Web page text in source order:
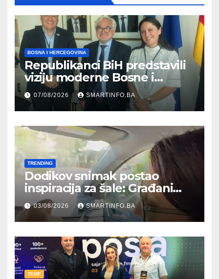
BOSNA I HERCEGOVINA
Republikanci BiH predstavili
viziju moderne Bosne i
Hercegovine ambasadoru
Njemačke
07/08/2026 SMARTINFO.BA
TRENDING
Dodikov snimak postao
inspiracija za šale: Građani
kroz parodiju poslali poruku
03/08/2026 SMARTINFO.BA
TEME